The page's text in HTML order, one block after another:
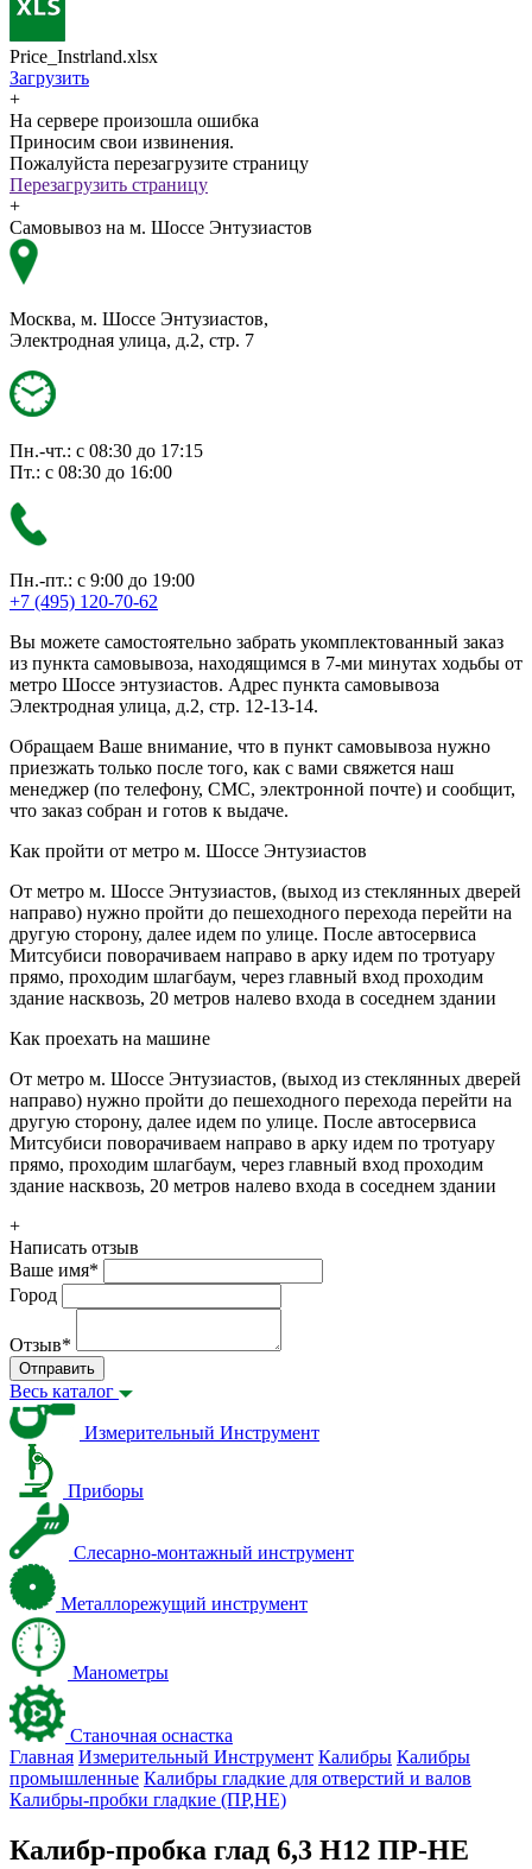
Price_Instrland.xlsx
Загрузить
+
На сервере произошла ошибка
Приносим свои извинения.
Пожалуйста перезагрузите страницу
Перезагрузить страницу
+
Самовывоз на м. Шоссе Энтузиастов
Москва, м. Шоссе Энтузиастов,
Электродная улица, д.2, стр. 7
Пн.-чт.: с 08:30 до 17:15
Пт.: с 08:30 до 16:00
Пн.-пт.: с 9:00 до 19:00
+7 (495) 120-70-62
Вы можете самостоятельно забрать укомплектованный заказ
из пункта самовывоза, находящимся в 7-ми минутах ходьбы от
метро Шоссе энтузиастов. Адрес пункта самовывоза
Электродная улица, д.2, стр. 12-13-14.
Обращаем Ваше внимание, что в пункт самовывоза нужно
приезжать только после того, как с вами свяжется наш
менеджер (по телефону, СМС, электронной почте) и сообщит,
что заказ собран и готов к выдаче.
Как пройти от метро м. Шоссе Энтузиастов
От метро м. Шоссе Энтузиастов, (выход из стеклянных дверей
направо) нужно пройти до пешеходного перехода перейти на
другую сторону, далее идем по улице. После автосервиса
Митсубиси поворачиваем направо в арку идем по тротуару
прямо, проходим шлагбаум, через главный вход проходим
здание насквозь, 20 метров налево входа в соседнем здании
Как проехать на машине
От метро м. Шоссе Энтузиастов, (выход из стеклянных дверей
направо) нужно пройти до пешеходного перехода перейти на
другую сторону, далее идем по улице. После автосервиса
Митсубиси поворачиваем направо в арку идем по тротуару
прямо, проходим шлагбаум, через главный вход проходим
здание насквозь, 20 метров налево входа в соседнем здании
+
Написать отзыв
Ваше имя*
Город
Отзыв*
Отправить
Весь каталог
Измерительный Инструмент
Приборы
Слесарно-монтажный инструмент
Металлорежущий инструмент
Манометры
Станочная оснастка
Главная Измерительный Инструмент Калибры Калибры
промышленные Калибры гладкие для отверстий и валов
Калибры-пробки гладкие (ПР,НЕ)
Калибр-пробка глад 6,3 H12 ПР-НЕ